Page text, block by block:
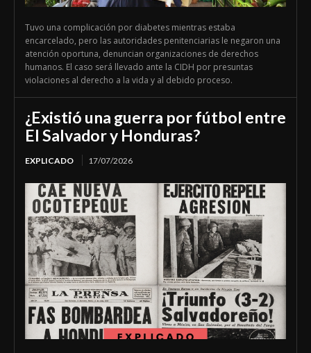
Tuvo una complicación por diabetes mientras estaba
encarcelado, pero las autoridades penitenciarias le negaron una
atención oportuna, denuncian organizaciones de derechos
humanos. El caso será llevado ante la CIDH por presuntas
violaciones al derecho a la vida y al debido proceso.
¿Existió una guerra por fútbol entre
El Salvador y Honduras?
EXPLICADO 17/07/2026